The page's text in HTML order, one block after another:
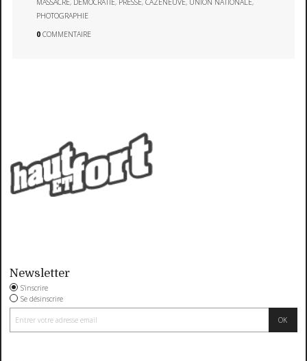
MASSACRE, DÉMOCRATIE, PRESSE,CAZENEUVE, UNION NATIONALE,
PHOTOGRAPHIE
0 COMMENTAIRE
Newsletter
S'inscrire
Se désinscrire